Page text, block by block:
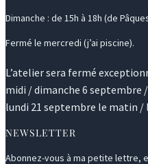
Dimanche : de 15h à 18h (de
Fermé le mercredi (j’ai piscine).
L’atelier sera fermé
midi / dimanche 6
lundi 21 septembre le matin
NEWSLETTER
Abonnez-vous à ma petite lettre,